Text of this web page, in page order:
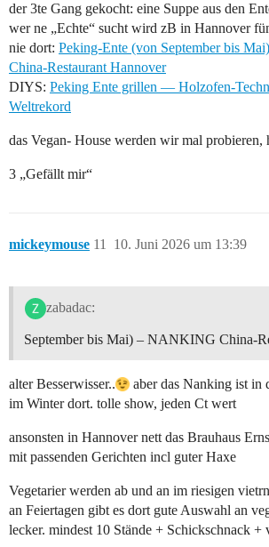
der 3te Gang gekocht: eine Suppe aus den
wer ne „Echte“ sucht wird zB in Hannover
nie dort: Peking-Ente (von September bis
China-Restaurant Hannover
DIYS: Peking Ente grillen — Holzofen-
Weltrekord
das Vegan- House werden wir mal probieren,
3 „Gefällt mir“
mickeymouse 10. Juni 2026 um 13:39
11
zabadac:
September bis Mai) – NANKING China-
alter Besserwisser..
aber das Nanking ist in
im Winter dort. tolle show, jeden Ct wert
ansonsten in Hannover nett das Brauhaus
mit passenden Gerichten incl guter Haxe
Vegetarier werden ab und an im riesigen
an Feiertagen gibt es dort gute Auswahl an
lecker. mindest 10 Stände + Schickschnack +